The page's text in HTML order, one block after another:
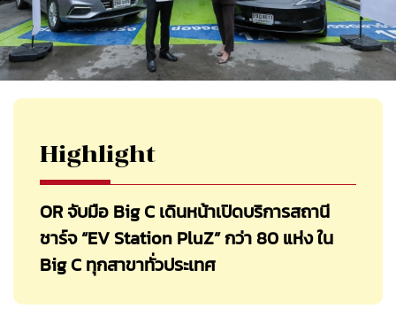
Highlight
OR จับมือ Big C เดินหน้าเปิดบริการสถานี
ชาร์จ “EV Station PluZ” กว่า 80 แห่ง ใน
Big C ทุกสาขาทั่วประเทศ